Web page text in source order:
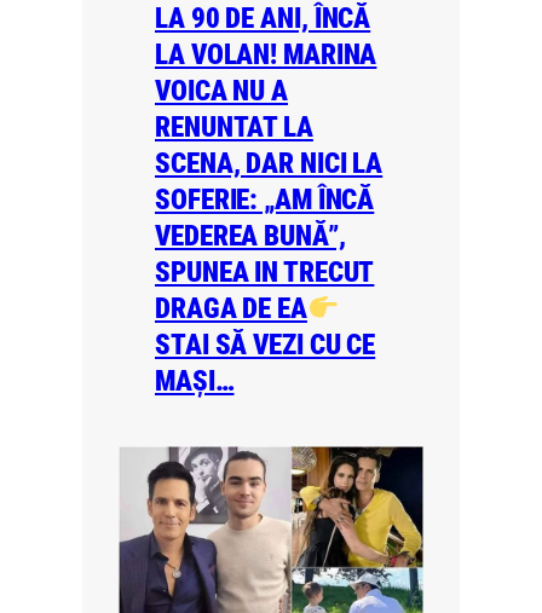
LA 90 DE ANI, ÎNCĂ
LA VOLAN! MARINA
VOICA NU A
RENUNTAT LA
SCENA, DAR NICI LA
SOFERIE: „AM ÎNCĂ
VEDEREA BUNĂ”,
SPUNEA IN TRECUT
DRAGA DE EA
STAI SĂ VEZI CU CE
MAȘI…